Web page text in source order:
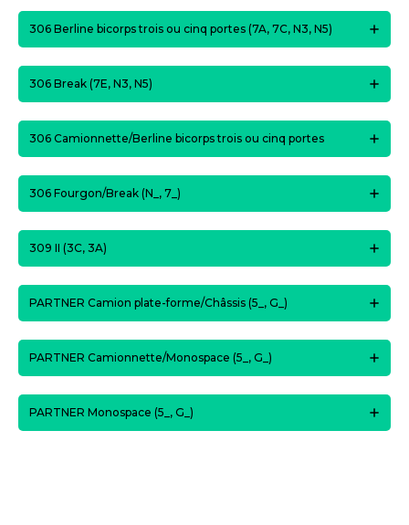
306 Berline bicorps trois ou cinq portes (7A, 7C, N3, N5)
306 Break (7E, N3, N5)
306 Camionnette/Berline bicorps trois ou cinq portes
306 Fourgon/Break (N_, 7_)
309 II (3C, 3A)
PARTNER Camion plate-forme/Châssis (5_, G_)
PARTNER Camionnette/Monospace (5_, G_)
PARTNER Monospace (5_, G_)